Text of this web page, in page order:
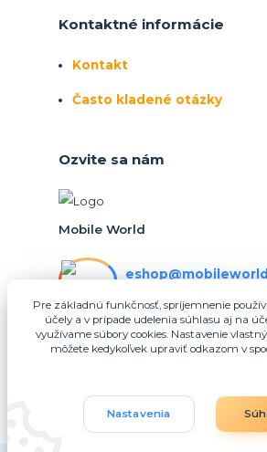
Kontaktné informácie
Kontakt
Často kladené otázky
Ozvite sa nám
Mobile World
eshop@mobileworld.sk
Pre základnú funkčnosť, spríjemnenie
účely a v prípade udelenia súhlasu aj na
využívame súbory cookies. Nastavenie
môžete kedykoľvek upraviť odkazom v
Nastavenia